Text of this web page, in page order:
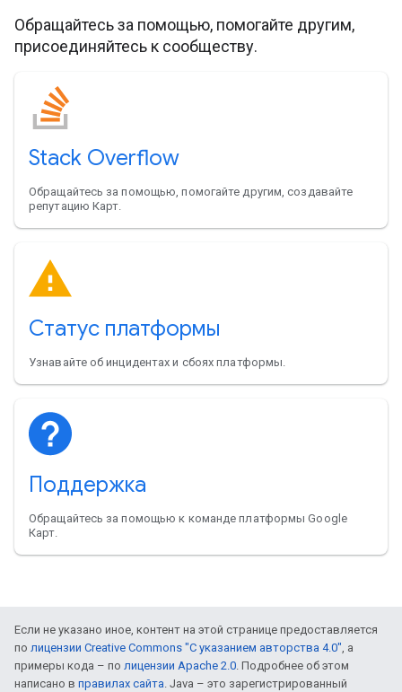
Обращайтесь за помощью, помогайте другим,
присоединяйтесь к сообществу.
Stack Overflow
Обращайтесь за помощью, помогайте другим, создавайте
репутацию Карт.
Статус платформы
Узнавайте об инцидентах и сбоях платформы.
Поддержка
Обращайтесь за помощью к команде платформы Google
Карт.
Если не указано иное, контент на этой странице предоставляется
по лицензии Creative Commons "С указанием авторства 4.0" , а
примеры кода – по лицензии Apache 2.0 . Подробнее об этом
написано в правилах сайта . Java – это зарегистрированный